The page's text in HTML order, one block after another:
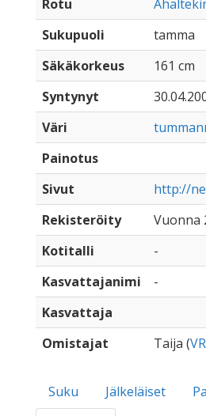
Rotu
Sukupuoli
tamma
Säkäkorkeus
161 cm
Syntynyt
Väri
Painotus
Sivut
http://
Rekisteröity
Vuonna
Kotitalli
-
Kasvattajanimi
-
Kasvattaja
Omistajat
Taija (
Suku Jälkeläiset